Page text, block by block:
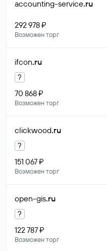
accounting-service.ru
292 978 ₽
Возможен торг
ifcon.ru
?
70 868 ₽
Возможен торг
clickwood.ru
?
151 067 ₽
Возможен торг
open-gis.ru
?
122 787 ₽
Возможен торг